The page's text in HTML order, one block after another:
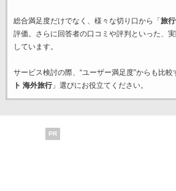
総合満足度だけでなく、様々な切り口から「 旅
評価。さらに回答者の口コミや評判といった、
しています。
サービス検討の際、“ユーザー満足度”からも比較
ト 海外旅行」選びにお役立てください。
PR